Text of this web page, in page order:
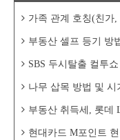
가족 관계 호칭(친가
부동산 셀프 등기 방
SBS 두시탈출 컬투
나무 삽목 방법 및 시
부동산 취득세, 롯데
현대카드 M포인트